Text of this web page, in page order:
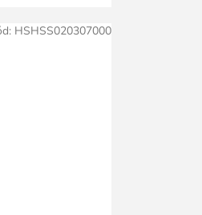
HSHSS020307000